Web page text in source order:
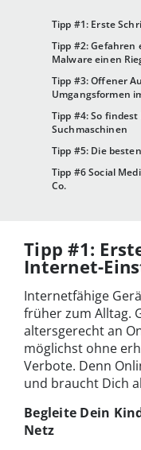
Tipp #1: Erste
Tipp #2: Gefahren
Malware einen
Tipp #3: Offener
Umgangsformen
Tipp #4: So
Suchmaschinen
Tipp #5: Die
Tipp #6 Social
Co.
Tipp #1:
Internet-
Internetfähige
früher zum Alltag.
altersgerecht an
möglichst ohne
Verbote. Denn
und braucht Dich
Begleite Dein
Netz